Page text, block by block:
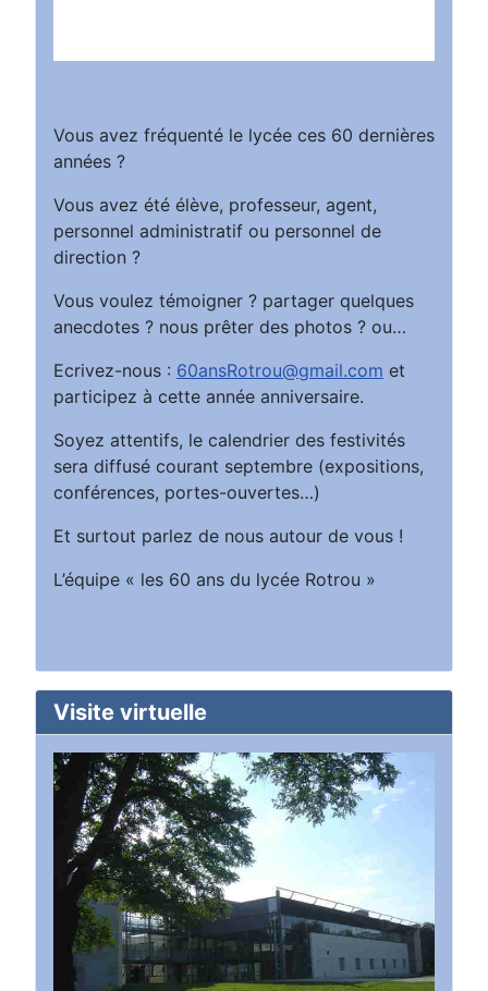
Vous avez fréquenté le lycée ces 60 dernières
années ?
Vous avez été élève, professeur, agent,
personnel administratif ou personnel de
direction ?
Vous voulez témoigner ? partager quelques
anecdotes ? nous prêter des photos ? ou…
Ecrivez-nous : 60ansRotrou@gmail.com et
participez à cette année anniversaire.
Soyez attentifs, le calendrier des festivités
sera diffusé courant septembre (expositions,
conférences, portes-ouvertes…)
Et surtout parlez de nous autour de vous !
L’équipe « les 60 ans du lycée Rotrou »
Visite virtuelle